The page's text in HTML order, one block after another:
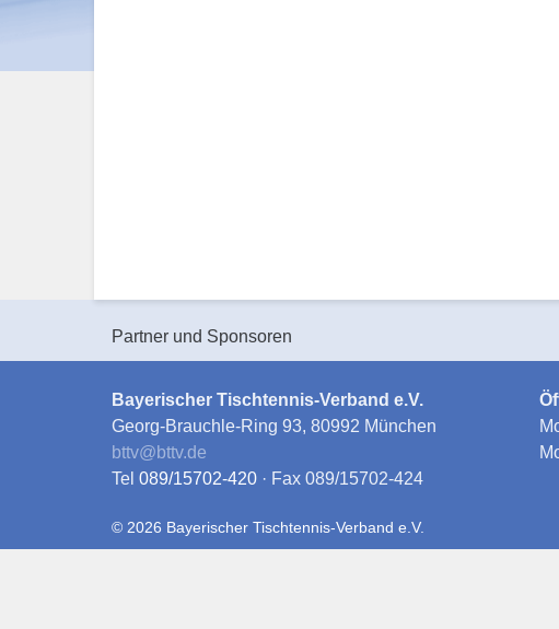
Partner und Sponsoren
Bayerischer Tischtennis-Verband e.V.
Georg-Brauchle-Ring 93, 80992 München
bttv@bttv.de
Tel 089/15702-420 · Fax 089/15702-424
© 2026 Bayerischer Tischtennis-Verband e.V.